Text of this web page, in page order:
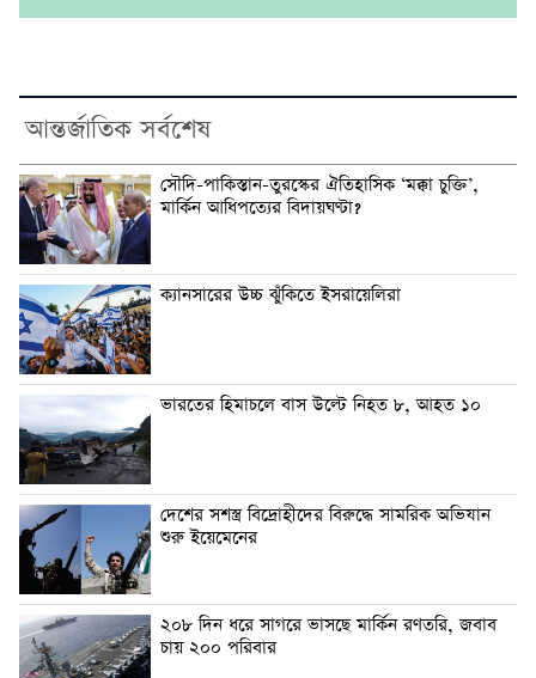
আন্তর্জাতিক সর্বশেষ
সৌদি-পাকিস্তান-তুরস্কের ঐতিহাসিক ‘মক্কা চুক্তি’,
মার্কিন আধিপত্যের বিদায়ঘণ্টা?
ক্যানসারের উচ্চ ঝুঁকিতে ইসরায়েলিরা
ভারতের হিমাচলে বাস উল্টে নিহত ৮, আহত ১০
দেশের সশস্ত্র বিদ্রোহীদের বিরুদ্ধে সামরিক অভিযান
শুরু ইয়েমেনের
২০৮ দিন ধরে সাগরে ভাসছে মার্কিন রণতরি, জবাব
চায় ২০০ পরিবার